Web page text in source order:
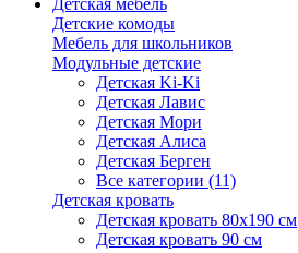
Детская мебель
Детские комоды
Мебель для школьников
Модульные детские
Детская Ki-Ki
Детская Лавис
Детская Мори
Детская Алиса
Детская Берген
Все категории (11)
Детская кровать
Детская кровать 80х190 см
Детская кровать 90 см